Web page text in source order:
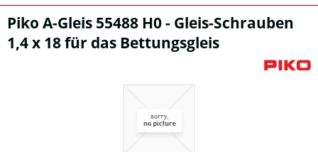
Piko A-Gleis 55488 H0 - Gleis-Schrauben
1,4 x 18 für das Bettungsgleis